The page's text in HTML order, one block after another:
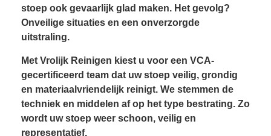
stoep ook gevaarlijk glad maken. Het gevolg?
Onveilige situaties en een onverzorgde
uitstraling.
Met Vrolijk Reinigen kiest u voor een VCA-
gecertificeerd team dat uw stoep veilig, grondig
en materiaalvriendelijk reinigt. We stemmen de
techniek en middelen af op het type bestrating. Zo
wordt uw stoep weer schoon, veilig en
representatief.